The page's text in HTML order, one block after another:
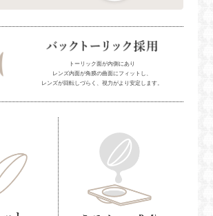
トーリック面が内側にあり
レンズ内面が角膜の曲面にフィットし、
レンズが回転しづらく、視力がより安定します。